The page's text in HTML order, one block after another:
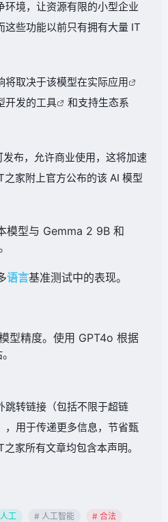
环境，让资源有限的小型企业
这些功能以前只有拥有大量 IT
将取决于该模型在实际应用
开发的工具
和支持生态系
布，允许商业使用，这将加速
之家附上官方公布的该 AI 模型
模型与 Gemma 2 9B 和
语言基准测试中的表现。
型精度。使用 GPT4o 根据
跳转链接（包括不限于超链
，用于传递更多信息，节省甄
家所有文章均包含本声明。
工 # 人工智能
# 合法